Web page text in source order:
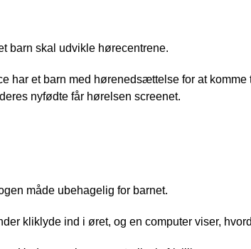
barn skal udvikle hørecentrene.
har et barn med hørenedsættelse for at
nyfødte får hørelsen screenet.
måde ubehagelig for barnet.
kliklyde ind i øret, og en computer viser,